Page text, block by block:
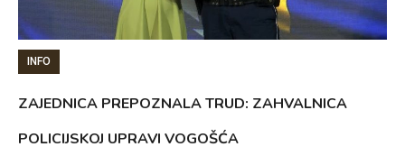
INFO
ZAJEDNICA PREPOZNALA TRUD: ZAHVALNICA
POLICIJSKOJ UPRAVI VOGOŠĆA